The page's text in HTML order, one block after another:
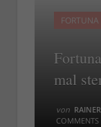
FORTUNA
mal
von
COMMENTS